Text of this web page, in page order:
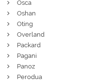
Osca
Oshan
Oting
Overland
Packard
Pagani
Panoz
Perodua